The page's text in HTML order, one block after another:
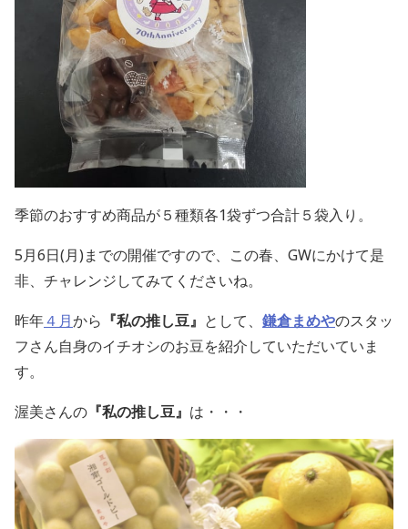
季節のおすすめ商品が５種類各1袋ずつ合計５袋入り。
5月6日(月)までの開催ですので、この春、GWにかけて是
非、チャレンジしてみてくださいね。
昨年４月から 『私の推し豆』 として、 鎌倉まめやのスタッ
フさん自身のイチオシのお豆を紹介していただいていま
す。
渥美さんの 『私の推し豆』 は・・・